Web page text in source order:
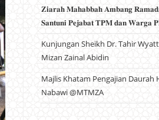
𝐙𝐢𝐚𝐫𝐚𝐡 𝐌𝐚𝐡𝐚𝐛𝐛𝐚𝐡 𝐀𝐦𝐛𝐚𝐧𝐠
𝐒𝐚𝐧𝐭𝐮𝐧𝐢 𝐏𝐞𝐣𝐚𝐛𝐚𝐭 𝐓𝐏𝐌 𝐝𝐚𝐧 𝐖𝐚𝐫𝐠𝐚
Kunjungan Sheikh Dr. Tahir
Mizan Zainal Abidin
Majlis Khatam Pengajian Daurah
Nabawi @MTMZA